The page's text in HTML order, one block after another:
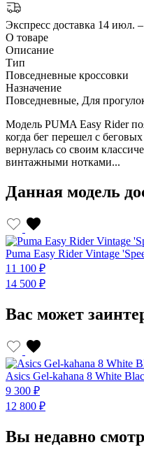
Экспресс доставка 14 июл.
О товаре
Описание
Тип
Повседневные кроссовки
Назначение
Повседневные, Для
Модель PUMA Easy Rider
когда бег перешел с
вернулась со своим
винтажными нотками...
Данная модель
Puma Easy Rider Vintage
11 100 ₽
14 500 ₽
Вас может
Asics Gel-kahana 8 White
9 300 ₽
12 800 ₽
Вы недавно